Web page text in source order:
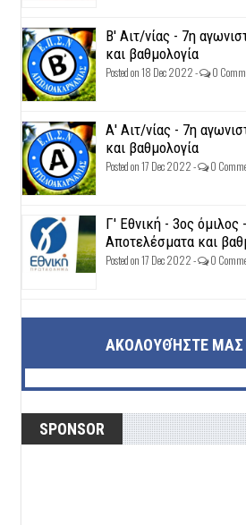
Β' Αιτ/νίας - 7η
και βαθμολογία
Posted on 18 Dec 2022 - 0
Α' Αιτ/νίας - 7η
και βαθμολογία
Posted on 17 Dec 2022 - 0
Γ' Εθνική - 3ος όμιλος
Αποτελέσματα και
Posted on 17 Dec 2022 - 0
ΑΚΟΛΟΥΘΉΣΤΕ ΜΑΣ
SPONSOR